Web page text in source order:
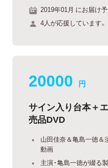
2019年01月 にお届け予
4人が応援しています。
20000 円
サイン入り台本＋
売品DVD
山田佳奈＆亀島一徳＆
動画
主演・亀島一徳が綴る